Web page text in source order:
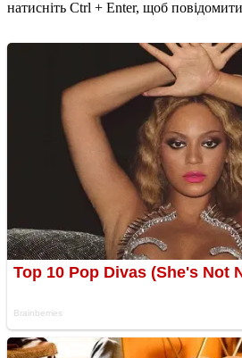
натисніть Ctrl + Enter, щоб